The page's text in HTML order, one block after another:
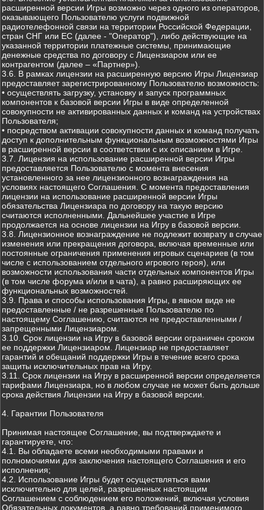
расширенной версии Игры возможно через одного из операторов,
оказывающего Пользователю услуги подвижной
радиотелефонной связи на территории Российской Федерации,
стран СНГ или ЕС (далее - "Оператор"), либо действующие на
указанной территории платежные системы, принимающие
денежные средства по договору с Лицензиаром или ее
контрагентом (далее – «Партнер»).
3.6. В рамках лицензии на расширенную версию Игры Лицензиар
предоставляет зарегистрированному Пользователю возможность:
• осуществлять загрузку, установку и запуск программных
компонентов к базовой версии Игры в виде определенной
совокупности не активированных данных и команд на устройствах
Пользователя;
• посредством активации совокупности данных и команд получать
доступ к дополнительным функциональным возможностями Игры
в расширенной версии в соответствии с их описанием в Игре.
3.7. Лицензия на использование расширенной версии Игры
предоставляется Пользователю с момента внесения
установленного за нее лицензионного вознаграждения на
условиях настоящего Соглашения. С момента предоставления
лицензии на использование расширенной версии Игры
обязательства Лицензиара по договору на такую версию
считаются исполненными. Дальнейшее участие в Игре
продолжается на основе лицензии на Игру в базовой версии.
3.8. Лицензионное вознаграждение не подлежит возврату в случае
изменения или прекращения договора, включая временные или
постоянные ограничения применения игровых сценариев (в том
числе с использованием отдельного игрового героя), или
возможности использования части отдельных компонентов Игры
(в том числе форума и/или в чата), а равно расширяющих ее
функциональных возможностей.
3.9. Права и способы использования Игры, в явном виде не
предоставленные / не разрешенные Пользователю по
настоящему Соглашению, считаются не предоставленными /
запрещенными Лицензиаром.
3.10. Срок лицензии на Игру в базовой версии ограничен сроком
ее поддержки Лицензиаром. Лицензиар не предоставляет
гарантий и обещаний поддержки Игры в течение всего срока
защиты исключительных прав на Игру.
3.11. Срок лицензии на Игру в расширенной версии определяется
тарифами Лицензиара, но в любом случае не может быть дольше
срока действия Лицензии на Игру в базовой версии.
4. Гарантии Пользователя
Принимая настоящее Соглашение, вы подтверждаете и
гарантируете, что:
4.1. Вы обладаете всеми необходимыми правами и
полномочиями для заключения настоящего Соглашения и его
исполнения;
4.2. Использование Игры будет осуществляться вами
исключительно для целей, разрешенных настоящим
Соглашением с соблюдением его положений, включая условия
Обязательных документов, а равно требований применимого